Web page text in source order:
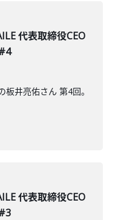
代表取締役CEO
井亮佑さん 第4回。
代表取締役CEO